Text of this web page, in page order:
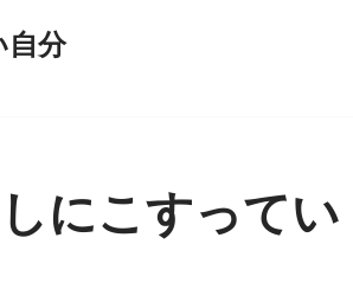
自分
にこすってい